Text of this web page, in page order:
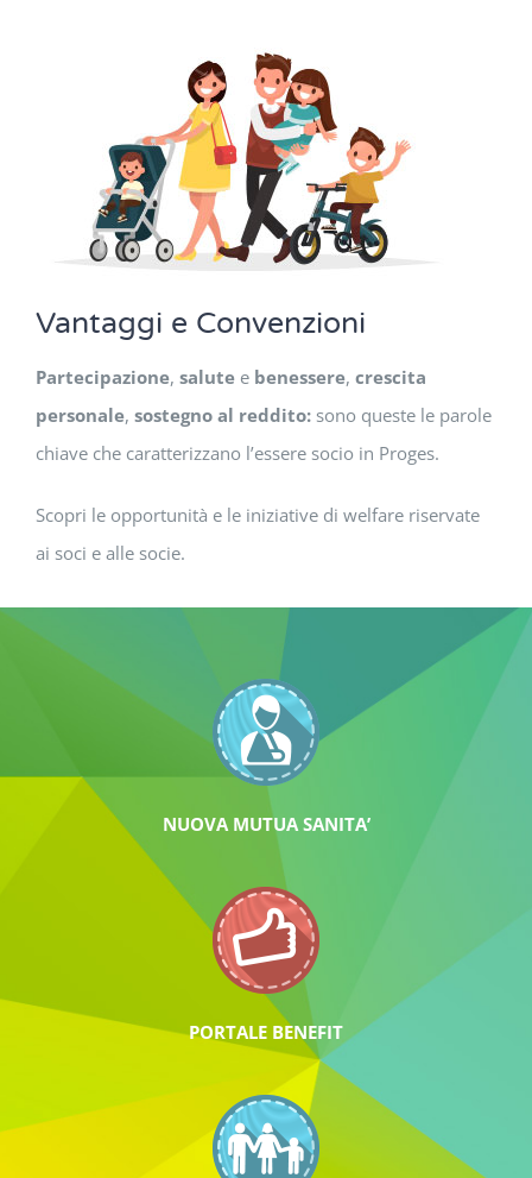
Vantaggi e Convenzioni
Partecipazione, salute e benessere, crescita
personale, sostegno al reddito: sono queste le parole
chiave che caratterizzano l’essere socio in Proges.
Scopri le opportunità e le iniziative di welfare riservate
ai soci e alle socie.
NUOVA MUTUA SANITA’
PORTALE BENEFIT